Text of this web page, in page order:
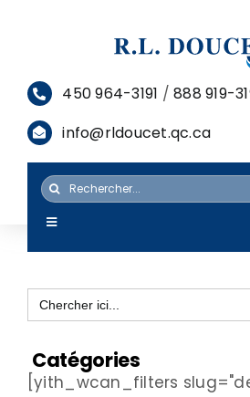
450 964-3191 /888 919-
info@rldoucet.qc.ca
Rechercher:
Toggle
Navigation
SERVICES
RESSOURCES
Search
for:
Catégories
[yith_wcan_filters